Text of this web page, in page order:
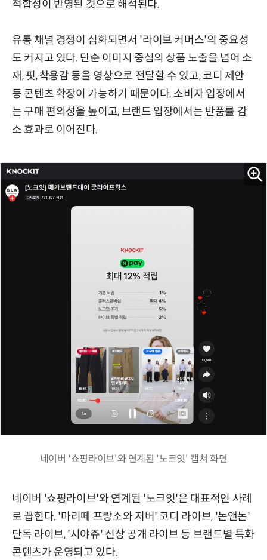
적합성이 반영된 것으로 해석된다.
유통 채널 경쟁이 심화되면서 '라이브 커머스'의 중요성
도 커지고 있다. 단순 이미지 중심의 상품 노출을 넘어 소
재, 핏, 착용감 등을 영상으로 전달할 수 있고, 코디 제안
등 콘텐츠 확장이 가능하기 때문이다. 소비자 입장에서
는 구매 편의성을 높이고, 브랜드 입장에서는 반품률 감
소 효과로 이어진다.
네이버 '쇼핑라이브'와 연계된 '노크잇' 캡쳐 화면
네이버 '쇼핑라이브'와 연계된 '노크잇'은 대표적인 사례
로 꼽힌다. '마리떼 프랑소와 저버' 코디 라이브, '논앤논'
단독 라이브, '시야쥬' 신상 공개 라이브 등 브랜드별 특화
콘텐츠가 운영되고 있다.